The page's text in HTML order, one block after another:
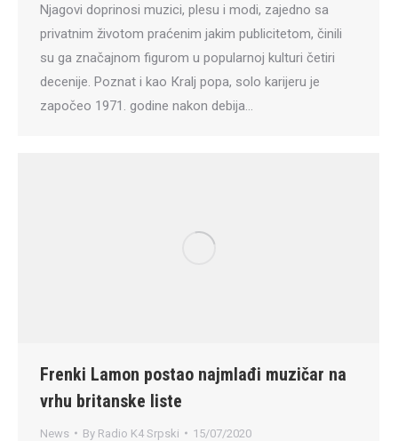
Njagovi doprinosi muzici, plesu i modi, zajedno sa
privatnim životom praćenim jakim publicitetom, činili
su ga značajnom figurom u popularnoj kulturi četiri
decenije. Poznat i kao Кralj popa, solo karijeru je
započeo 1971. godine nakon debija…
Frenki Lamon postao najmlađi muzičar na
vrhu britanske liste
News By Radio K4 Srpski 15/07/2020